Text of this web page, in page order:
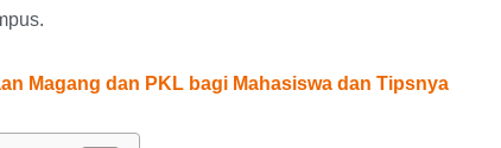
Magang dan PKL bagi Mahasiswa dan Tipsnya